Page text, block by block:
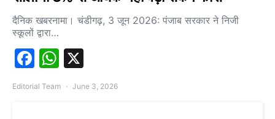
दैनिक खबरनामा। चंडीगढ़, 3 जून 2026: पंजाब सरकार ने निजी
स्कूलों द्वारा…
Facebook
WhatsApp
Editorial Team June 3, 2026